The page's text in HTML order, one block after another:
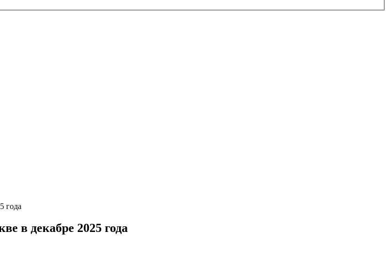
года
в декабре 2025 года